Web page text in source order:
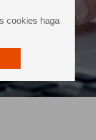
cookies haga
Sidel a través